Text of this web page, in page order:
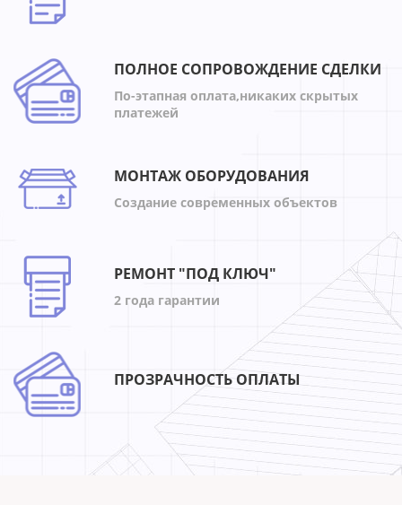
ПОЛНОЕ СОПРОВОЖДЕНИЕ СДЕЛКИ
По-этапная оплата,никаких скрытых
платежей
МОНТАЖ ОБОРУДОВАНИЯ
Создание современных объектов
РЕМОНТ "ПОД КЛЮЧ"
2 года гарантии
ПРОЗРАЧНОСТЬ ОПЛАТЫ